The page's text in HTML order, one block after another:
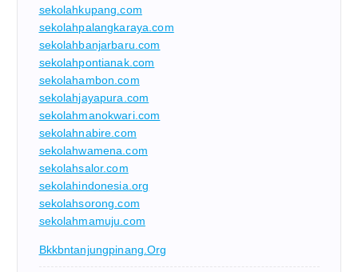
sekolahkupang.com
sekolahpalangkaraya.com
sekolahbanjarbaru.com
sekolahpontianak.com
sekolahambon.com
sekolahjayapura.com
sekolahmanokwari.com
sekolahnabire.com
sekolahwamena.com
sekolahsalor.com
sekolahindonesia.org
sekolahsorong.com
sekolahmamuju.com
Bkkbntanjungpinang.org